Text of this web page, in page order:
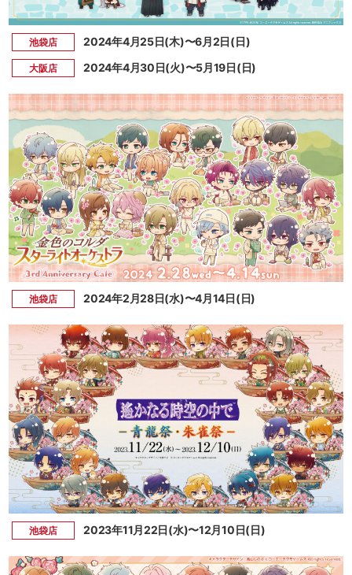
池袋店 2024年4月25日(木)〜6月2日(日)
大阪店 2024年4月30日(火)〜5月19日(日)
池袋店 2024年2月28日(水)〜4月14日(日)
池袋店 2023年11月22日(水)〜12月10日(日)